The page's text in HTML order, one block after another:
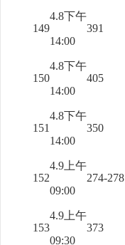
149
4.8下午
14:00
391
150
4.8下午
14:00
405
151
4.8下午
14:00
350
152
4.9上午
09:00
274-278
153
4.9上午
09:30
373